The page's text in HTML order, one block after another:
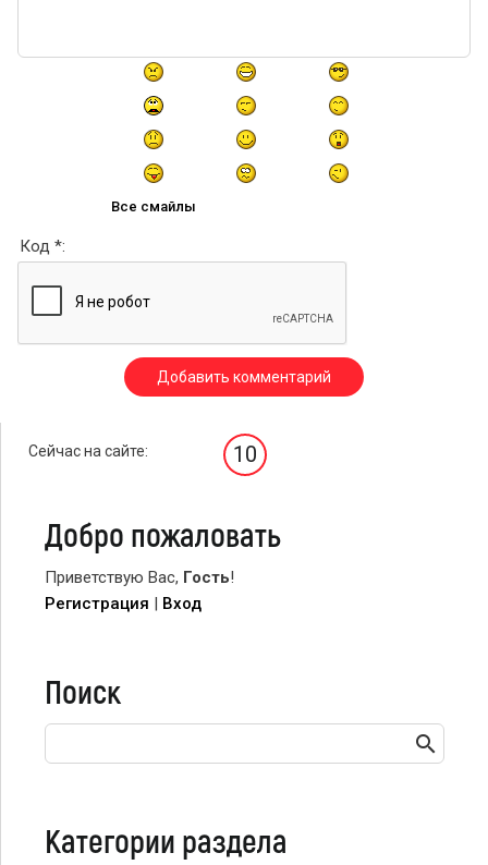
Все смайлы
Код *:
Сейчас на сайте: 10
Добро пожаловать
Приветствую Вас, Гость!
Регистрация | Вход
Поиск
Категории раздела